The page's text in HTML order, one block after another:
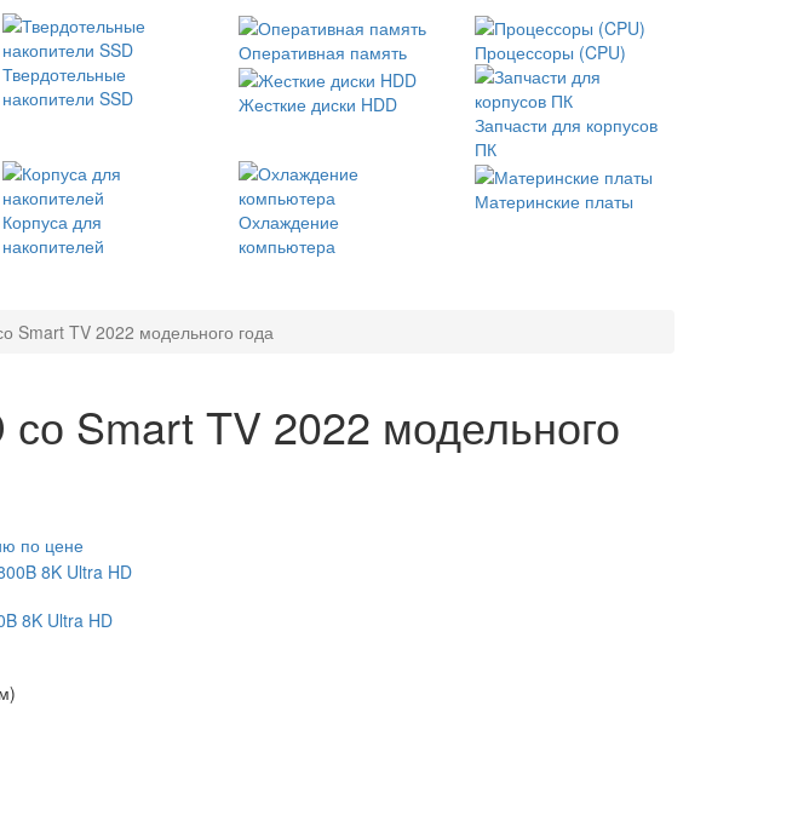
Твердотельные
накопители SSD
Оперативная память Процессоры (CPU)
Жесткие диски HDD
Запчасти для корпусов
ПК
Корпуса для
накопителей
Охлаждение
компьютера
Материнские платы
Smart TV 2022 модельного года
Smart TV 2022 модельного
по цене
8K Ultra HD